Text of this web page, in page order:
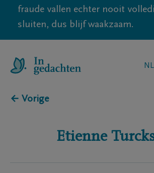
fraude vallen echter nooit
sluiten, dus blijf waakzaam.
NL
← Vorige
Etienne